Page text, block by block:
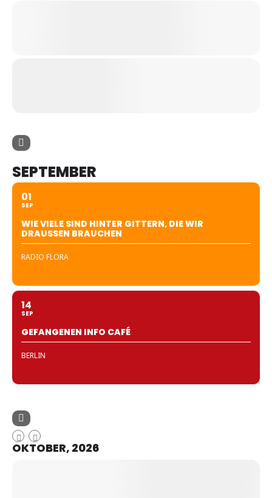
SEPTEMBER
01
SEP
WIE VIELE SIND HINTER GITTERN, DIE WIR
DRAUSSEN BRAUCHEN
RADIO FLORA
14
SEP
GEFANGENEN INFO CAFÉ
BERLIN
OKTOBER, 2026